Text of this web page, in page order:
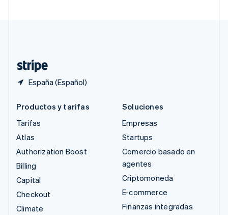
España (Español)
Productos y tarifas
Tarifas
Atlas
Authorization Boost
Billing
Capital
Checkout
Climate
Soluciones
Empresas
Startups
Comercio basado en
agentes
Criptomoneda
E-commerce
Finanzas integradas